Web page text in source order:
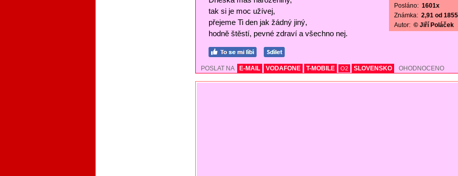
tak si je moc užívej,
přejeme Ti den jak žádný jiný,
hodně štěstí, pevné zdraví a všechno nej.
Posláno: 1601x
Známka: 2,91 od
Autor: © Jiří Poláček
POSLAT NA E-MAIL VODAFONE T-MOBILE O2 SLOVENSKO OHODNOCENO